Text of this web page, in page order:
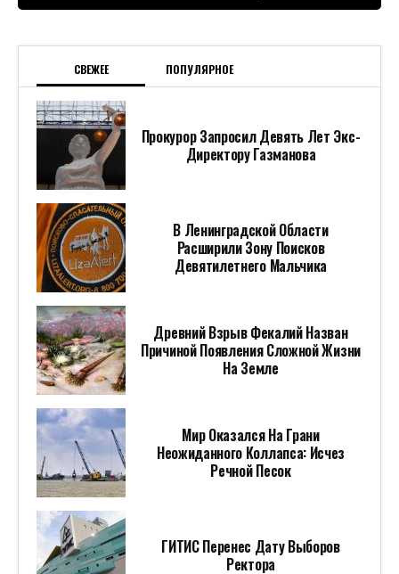
СВЕЖЕЕ ПОПУЛЯРНОЕ
Прокурор Запросил Девять Лет Экс-
Директору Газманова
В Ленинградской Области
Расширили Зону Поисков
Девятилетнего Мальчика
Древний Взрыв Фекалий Назван
Причиной Появления Сложной Жизни
На Земле
Мир Оказался На Грани
Неожиданного Коллапса: Исчез
Речной Песок
ГИТИС Перенес Дату Выборов
Ректора